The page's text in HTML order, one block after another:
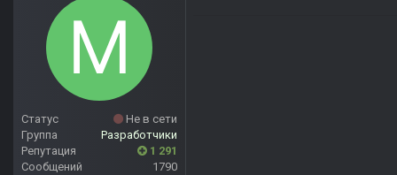
Статус
Не в сети
Группа
Разработчики
Репутация
1 291
Сообщений
1790